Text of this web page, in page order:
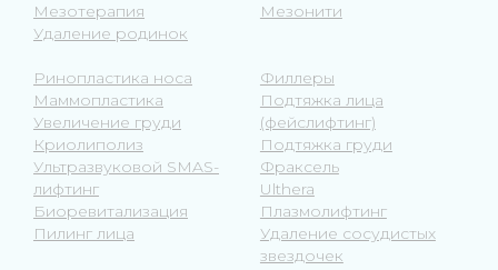
Мезотерапия
Удаление родинок
Мезонити
Ринопластика носа
Маммопластика
Увеличение груди
Криолиполиз
Ультразвуковой SMAS-
лифтинг
Биоревитализация
Пилинг лица
Филлеры
Подтяжка лица
(фейслифтинг)
Подтяжка груди
Фраксель
Ulthera
Плазмолифтинг
Удаление сосудистых
звездочек